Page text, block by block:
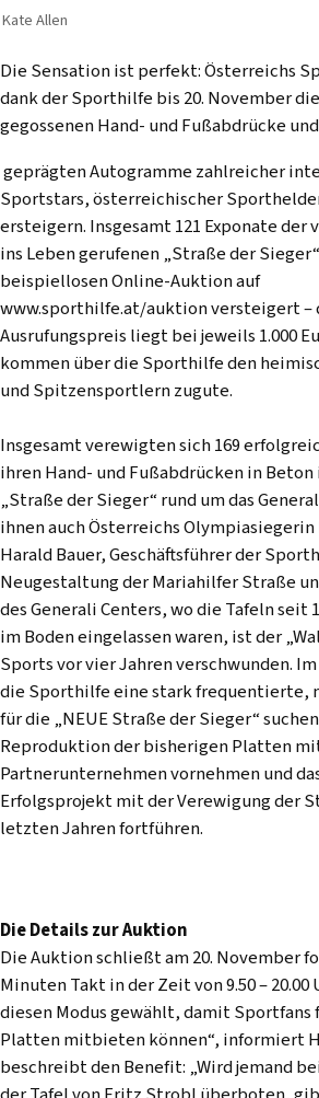
Kate Allen
Die Sensation ist perfekt: Österreichs
dank der Sporthilfe bis 20. November
gegossenen Hand- und Fußabdrücke
geprägten Autogramme zahlreicher
Sportstars, österreichischer
ersteigern. Insgesamt 121 Exponate der
ins Leben gerufenen „Straße der
beispiellosen Online-Auktion auf
www.sporthilfe.at/auktion versteigert –
Ausrufungspreis liegt bei jeweils 1.000
kommen über die Sporthilfe den
und Spitzensportlern zugute.
Insgesamt verewigten sich 169
ihren Hand- und Fußabdrücken in Beton
„Straße der Sieger“ rund um das
ihnen auch Österreichs Olympiasiegerin
Harald Bauer, Geschäftsführer der
Neugestaltung der Mariahilfer Straße
des Generali Centers, wo die Tafeln seit
im Boden eingelassen waren, ist der
Sports vor vier Jahren verschwunden.
die Sporthilfe eine stark frequentierte,
für die „NEUE Straße der Sieger“
Reproduktion der bisherigen Platten
Partnerunternehmen vornehmen und
Erfolgsprojekt mit der Verewigung der
letzten Jahren fortführen.
Die Details zur Auktion
Die Auktion schließt am 20. November
Minuten Takt in der Zeit von 9.50 – 20.00
diesen Modus gewählt, damit Sportfans
Platten mitbieten können“, informiert
beschreibt den Benefit: „Wird jemand